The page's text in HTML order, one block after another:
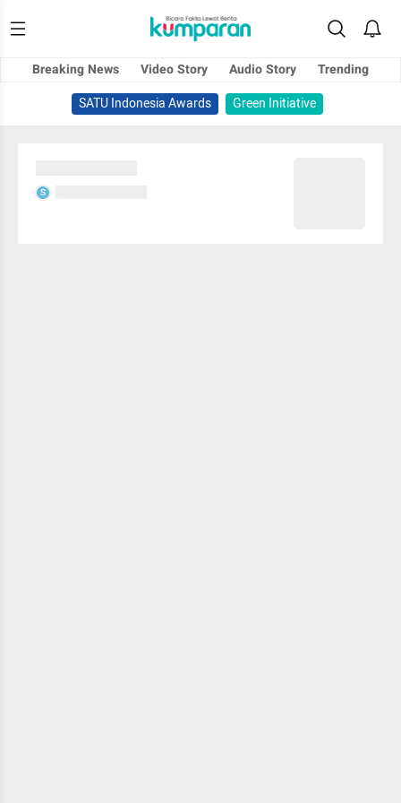
Breaking News Video Story Audio Story
Trending
SATU Indonesia Awards
Green Initiative
S